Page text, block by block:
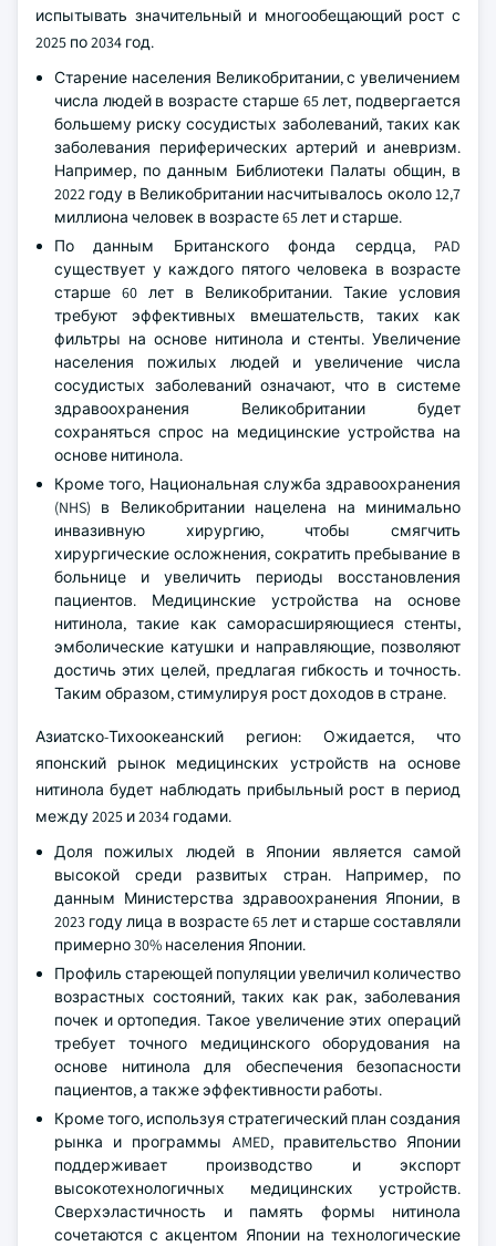
испытывать значительный и многообещающий рост с
2025 по 2034 год.
Старение населения Великобритании, с увеличением
числа людей в возрасте старше 65 лет, подвергается
большему риску сосудистых заболеваний, таких как
заболевания периферических артерий и аневризм.
Например, по данным Библиотеки Палаты общин, в
2022 году в Великобритании насчитывалось около 12,7
миллиона человек в возрасте 65 лет и старше.
По данным Британского фонда сердца, PAD
существует у каждого пятого человека в возрасте
старше 60 лет в Великобритании. Такие условия
требуют эффективных вмешательств, таких как
фильтры на основе нитинола и стенты. Увеличение
населения пожилых людей и увеличение числа
сосудистых заболеваний означают, что в системе
здравоохранения Великобритании будет
сохраняться спрос на медицинские устройства на
основе нитинола.
Кроме того, Национальная служба здравоохранения
(NHS) в Великобритании нацелена на минимально
инвазивную хирургию, чтобы смягчить
хирургические осложнения, сократить пребывание в
больнице и увеличить периоды восстановления
пациентов. Медицинские устройства на основе
нитинола, такие как саморасширяющиеся стенты,
эмболические катушки и направляющие, позволяют
достичь этих целей, предлагая гибкость и точность.
Таким образом, стимулируя рост доходов в стране.
Азиатско-Тихоокеанский регион: Ожидается, что
японский рынок медицинских устройств на основе
нитинола будет наблюдать прибыльный рост в период
между 2025 и 2034 годами.
Доля пожилых людей в Японии является самой
высокой среди развитых стран. Например, по
данным Министерства здравоохранения Японии, в
2023 году лица в возрасте 65 лет и старше составляли
примерно 30% населения Японии.
Профиль стареющей популяции увеличил количество
возрастных состояний, таких как рак, заболевания
почек и ортопедия. Такое увеличение этих операций
требует точного медицинского оборудования на
основе нитинола для обеспечения безопасности
пациентов, а также эффективности работы.
Кроме того, используя стратегический план создания
рынка и программы AMED, правительство Японии
поддерживает производство и экспорт
высокотехнологичных медицинских устройств.
Сверхэластичность и память формы нитинола
сочетаются с акцентом Японии на технологические